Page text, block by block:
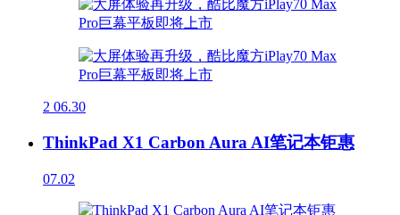
2 06.30
ThinkPad X1 Carbon Aura AI笔记本钜惠
07.02